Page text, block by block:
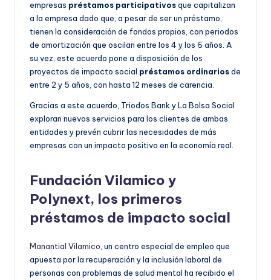
empresas préstamos participativosque capitalizan
a la empresa dado que, a pesar de ser un préstamo,
tienen la consideración de fondos propios, con periodos
de amortización que oscilan entre los 4 y los 6 años. A
su vez, este acuerdo pone a disposición de los
proyectos de impacto social préstamos ordinariosde
entre 2 y 5 años, con hasta 12 meses de carencia.
Gracias a este acuerdo, Triodos Bank y La Bolsa Social
exploran nuevos servicios para los clientes de ambas
entidades y prevén cubrir las necesidades de más
empresas con un impacto positivo en la economía real.
Fundación Vilamico y
Polynext, los primeros
préstamos de impacto social
Manantial Vilamico , un centro especial de empleo que
apuesta por la recuperación y la inclusión laboral de
personas con problemas de salud mental ha recibido el